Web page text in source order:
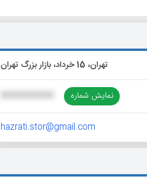
تهران، 15 خرداد، بازار بزرگ تهران
نمایش شماره XXXXXXXXXX
hazrati.stor@gmail.com